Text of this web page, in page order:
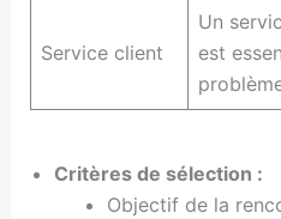
Service client
Un
est
Critères de sélection :
Objectif de la